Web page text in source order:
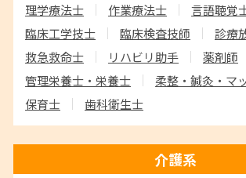
理学療法士
作業療法士
言語聴覚
臨床工学技士
臨床検査技師
診療
救急救命士
リハビリ助手
薬剤師
管理栄養士・栄養士
柔整・鍼灸・マ
保育士
歯科衛生士
介護系